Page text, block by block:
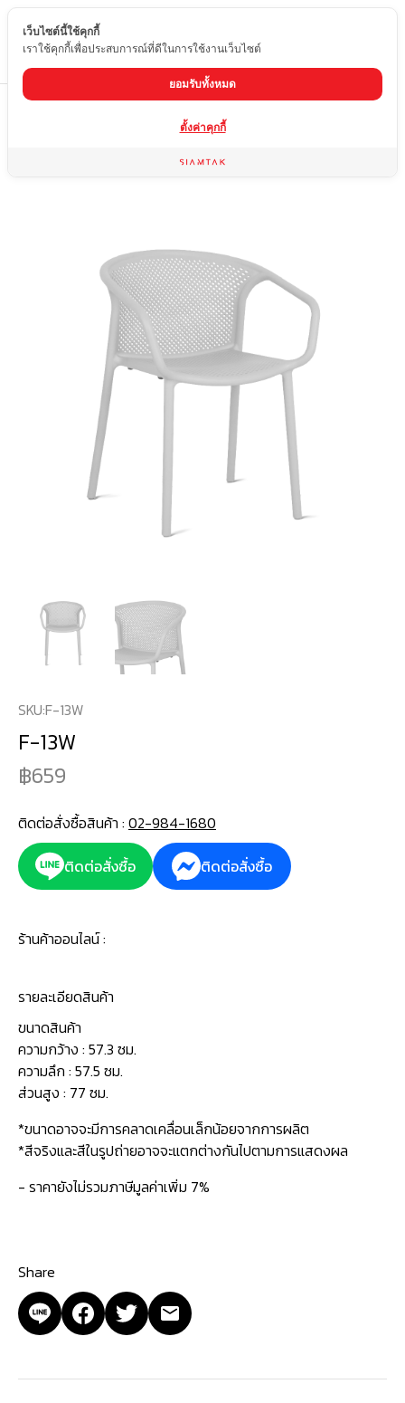
TH
สินค้า เก้าอี้
SKU:F-13W
F-13W
659
ติดต่อสั่งซื้อสินค้า : 02-984-1680
ติดต่อสั่งซื้อ
ติดต่อสั่งซื้อ
ร้านค้าออนไลน์ :
รายละเอียดสินค้า
ขนาดสินค้า
ความกว้าง : 57.3 ซม.
ความลึก : 57.5 ซม.
ส่วนสูง : 77 ซม.
*ขนาดอาจจะมีการคลาดเคลื่อนเล็กน้อยจากการผลิต
*สีจริงและสีในรูปถ่ายอาจจะแตกต่างกันไปตามการแสดงผล
- ราคายังไม่รวมภาษีมูลค่าเพิ่ม 7%
Share
เว็บไซต์นี้ใช้คุกกี้
เราใช้คุกกี้เพื่อประสบการณ์ที่ดีในการใช้งานเว็บไซต์
ยอมรับทั้งหมด
ตั้งค่าคุกกี้